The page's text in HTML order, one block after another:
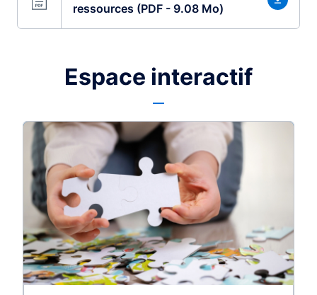
ressources (PDF - 9.08 Mo)
Espace interactif